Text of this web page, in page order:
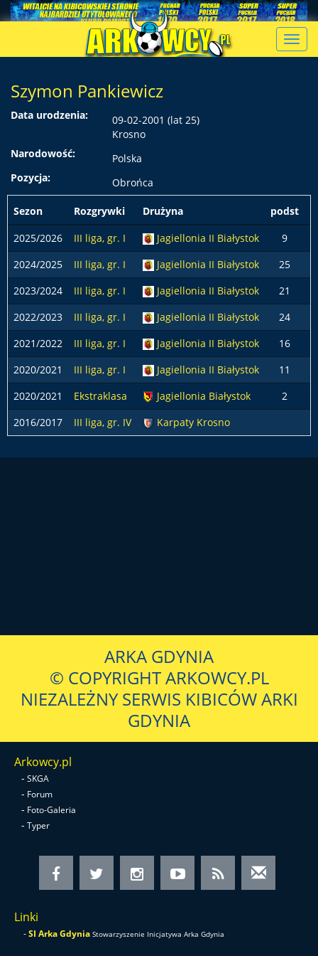
Szymon Pankiewicz
Data urodzenia:
09-02-2001 (lat 25)
Krosno
Narodowość:
Polska
Pozycja:
Obrońca
Sezon Rozgrywki Drużyna podst
2025/2026
III liga, gr. I Jagiellonia II Białystok
9
2024/2025
III liga, gr. I Jagiellonia II Białystok
25
2023/2024
III liga, gr. I Jagiellonia II Białystok
21
2022/2023
III liga, gr. I Jagiellonia II Białystok
24
2021/2022
III liga, gr. I Jagiellonia II Białystok
16
2020/2021
III liga, gr. I Jagiellonia II Białystok
11
2020/2021
Ekstraklasa Jagiellonia Białystok
2
2016/2017
III liga, gr. IV Karpaty Krosno
ARKA GDYNIA
© COPYRIGHT ARKOWCY.PL
NIEZALEŻNY SERWIS KIBICÓW ARKI
GDYNIA
Arkowcy.pl
- SKGA
- Forum
- Foto-Galeria
- Typer
Linki
-SI Arka Gdynia Stowarzyszenie Inicjatywa Arka Gdynia